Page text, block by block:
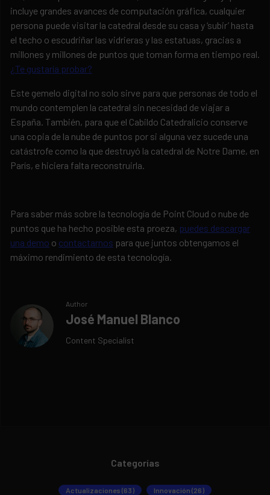
incluye grandes avances de computación gráfica, cualquier
persona puede visitar la catedral desde su casa y ‘subir’ hasta
el techo o escudriñar las vidrieras y las estatuas, gracias a
millones y millones de puntos que toman forma en tiempo real.
¿Te gustaría probar?
Este gemelo digital no solo sirve para que personas de todo el
mundo contemplen la catedral sin necesidad de viajar a
España. También, para que el Cabildo Catedralicio conserve
una copia de la nube de puntos por si alguna vez sucede una
catástrofe como la que destruyó la catedral de Notre Dame, en
París, e hiciera falta reconstruirla.
Para saber más sobre la tecnología de Point Cloud o nube de
puntos que ha hecho posible esta proeza, puedes descargar
una demo o contactarnos para que juntos obtengamos el
máximo rendimiento de esta tecnología.
Author
José Manuel Blanco
Content Specialist
Categorías
Actualizaciones (63) Innovación (26)